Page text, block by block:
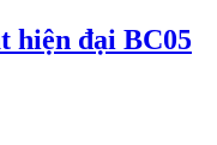
hiện đại BC05